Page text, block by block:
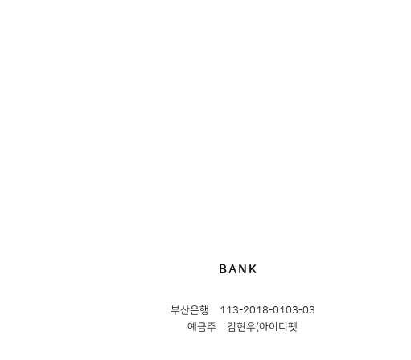
BANK
부산은행
113-2018-0103-03
예금주
김현우(아이디펫